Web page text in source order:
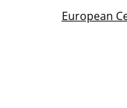
European